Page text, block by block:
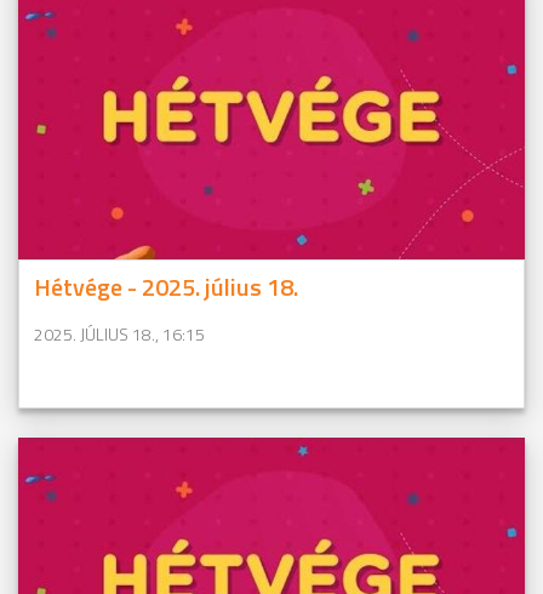
Hétvége - 2025. július 18.
2025. JÚLIUS 18., 16:15